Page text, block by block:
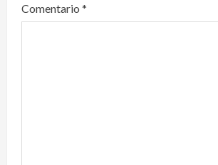
Comentario *